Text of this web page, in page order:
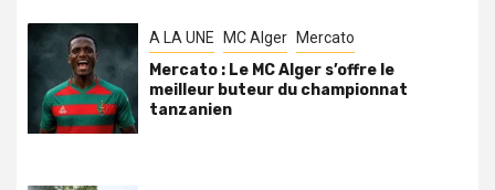
A LA UNE MC Alger Mercato
Mercato : Le MC Alger s’offre le
meilleur buteur du championnat
tanzanien